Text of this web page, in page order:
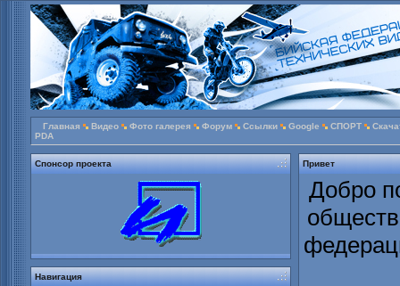
Главная Видео Фото галерея Форум Ссылки Google СПОРТ
PDA
Спонсор проекта
Навигация
Привет
Добро